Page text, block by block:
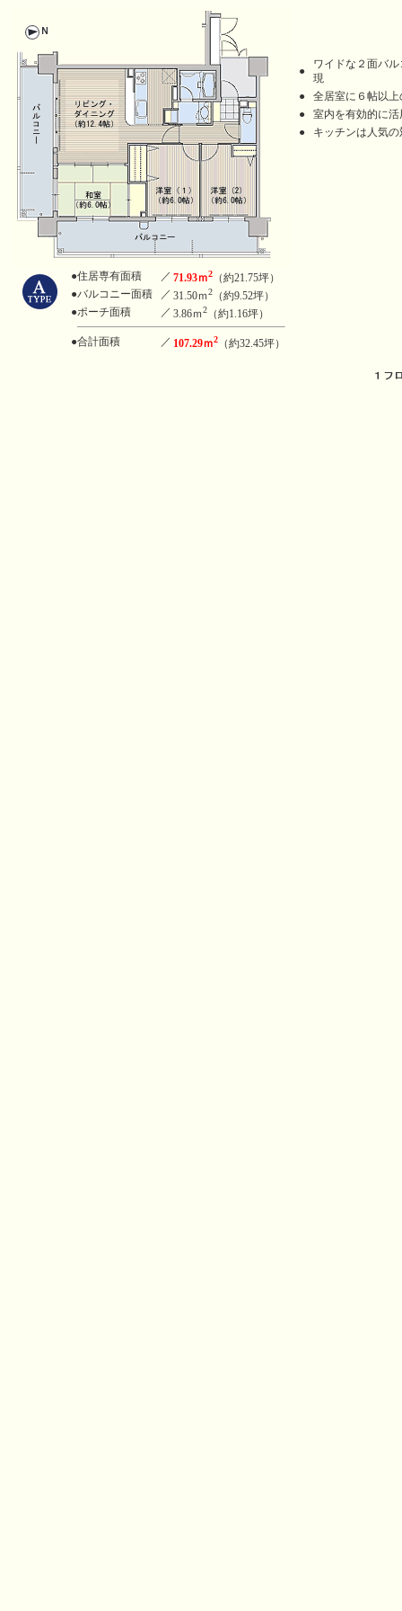
●
ワイドな２面バ
現
●
全居室に６帖以
●
室内を有効的に
●
キッチンは人気
●住居専有面積 ／ 71.93ｍ2
（約21.75坪）
●バルコニー面積
／ 31.50ｍ2
（約9.52坪）
●ポーチ面積
／ 3.86ｍ2 （約1.16坪）
●合計面積 ／ 107.29ｍ2 （約32.45坪）